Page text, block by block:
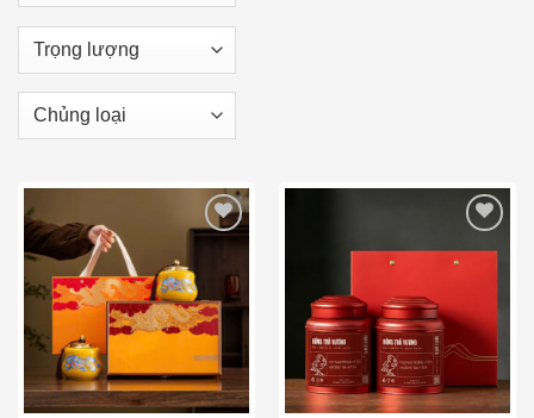
Add to wishlist